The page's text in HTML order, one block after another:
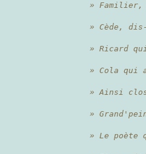
» Familier,
» Cède,
» Ricard
» Cola qui
» Ainsi
»
» Le poète